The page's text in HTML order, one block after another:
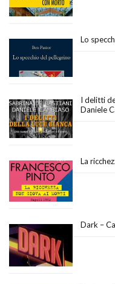
Lo
I delitti
Daniele
La
Dark –